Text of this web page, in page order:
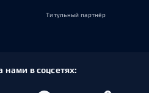
Титульный партнёр
нами в соцсетях: